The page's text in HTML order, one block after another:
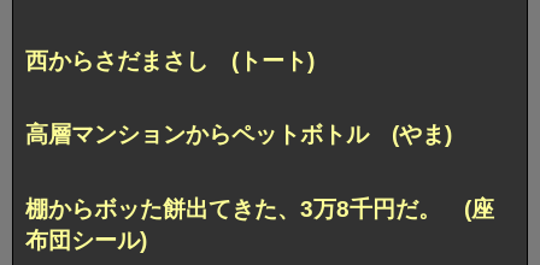
西からさだまさし (トート)
高層マンションからペットボトル (やま)
棚からボッた餅出てきた、3万8千円だ。 (座
布団シール)